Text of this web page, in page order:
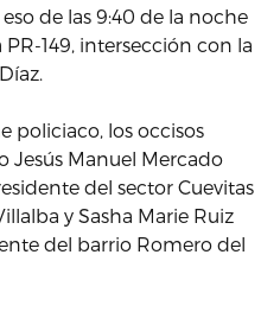
de las 9:40 de la noche
149, intersección con la
policiaco, los occisos
Manuel Mercado
del sector Cuevitas
y Sasha Marie Ruiz
del barrio Romero del